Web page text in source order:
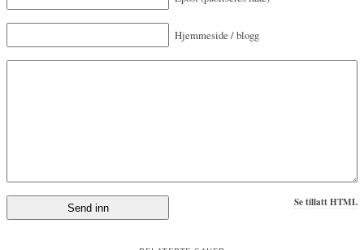
Hjemmeside / blogg
Se tillatt HTML